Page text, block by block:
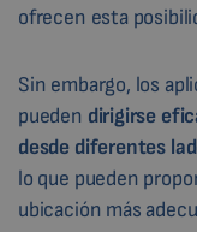
ofrecen esta
Sin embargo, los
pueden dirigirse
desde diferentes
lo que pueden
ubicación más